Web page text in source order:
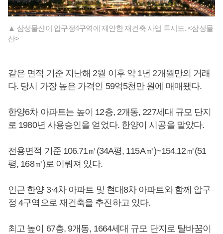
▲ 삼성물산이 압구정4구역에 제안한 재건축 사업 투시도. <삼성물
산>
같은 면적 기준 지난해 2월 이후 약 1년 2개월만의 거래
다. 당시 가장 높은 가격인 59억5천만 원에 매매됐다.
한양6차 아파트는 높이 12층, 2개동, 227세대 규모 단지
로 1980년 사용승인을 얻었다. 한양이 시공을 맡았다.
전용면적 기준 106.71㎡(34A평, 115A㎡)~154.12㎡(51
평, 168㎡)로 이뤄져 있다.
인근 한양 3·4차 아파트 및 현대8차 아파트와 함께 압구
정 4구역으로 재건축을 추진하고 있다.
최고 높이 67층, 9개동, 1664세대 규모 단지로 탈바꿈이